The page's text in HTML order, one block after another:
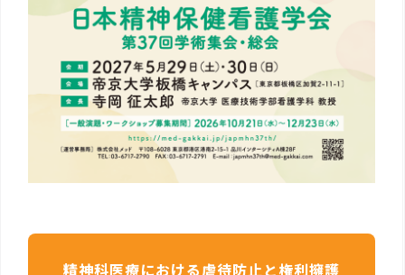
精神科医療における虐待防止と権利擁護